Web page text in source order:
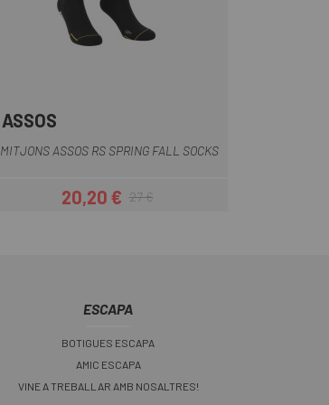
ASSOS
MITJONS ASSOS RS SPRING FALL SOCKS
Preu
20,20 €Preu regular
27 €
ESCAPA
BOTIGUES ESCAPA
AMIC ESCAPA
VINE A TREBALLAR AMB NOSALTRES!